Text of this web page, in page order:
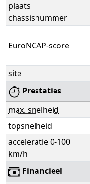
plaats
chassisnummer
EuroNCAP-score
site
Prestaties
max. snelheid
topsnelheid
acceleratie 0-100
km/h
Financieel